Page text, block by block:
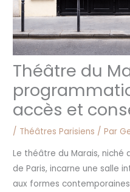
Théâtre du
accès et
/ Théâtres Parisiens / Par
Le théâtre du Marais, niché
de Paris, incarne une salle
aux formes